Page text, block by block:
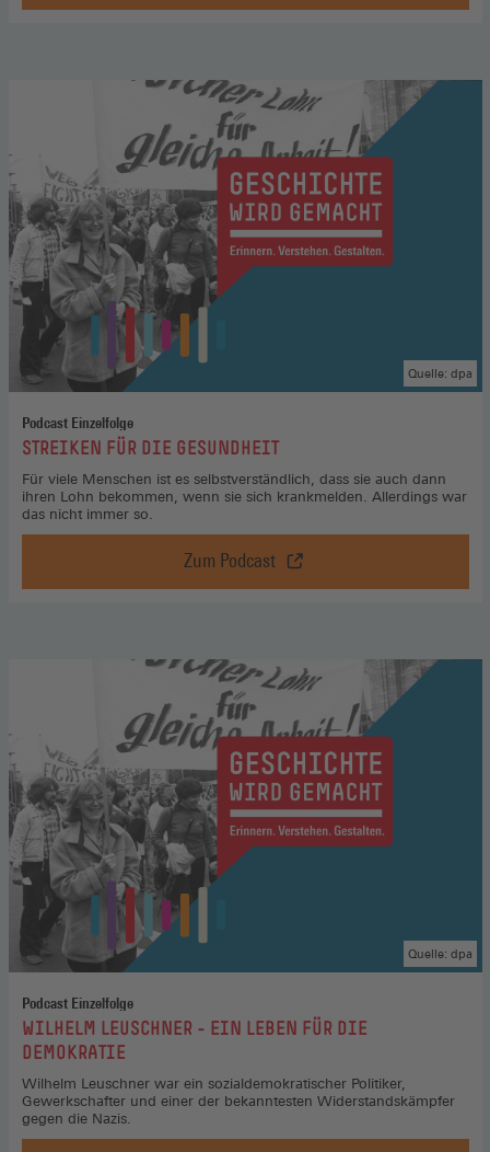
Böckler,
(Öffnet
in
einem
neuen
Fenster)
Podcast Einzelfolge
:STREIKEN FÜR DIE GESUNDHEIT
Quelle: dpa
Für viele Menschen ist es selbstverständlich, dass sie auch dann
ihren Lohn bekommen, wenn sie sich krankmelden. Allerdings war
das nicht immer so.
Zum Podcast
Streiken
für
Zum
Podcast
(Öffnet
in
einem
neuen
Fenster)
Podcast Einzelfolge
:WILHELM LEUSCHNER - EIN LEBEN FÜR DIE
DEMOKRATIE
Quelle: dpa
Wilhelm Leuschner war ein sozialdemokratischer Politiker,
Gewerkschafter und einer der bekanntesten Widerstandskämpfer
gegen die Nazis.